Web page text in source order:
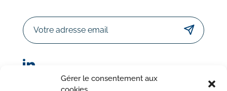
Gérer le consentement aux
Email